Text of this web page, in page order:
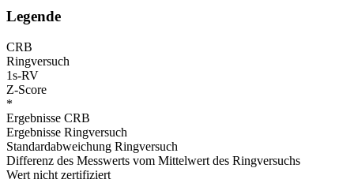
Legende
CRB
Ringversuch
1s-RV
Z-Score
*
Ergebnisse CRB
Ergebnisse Ringversuch
Standardabweichung Ringversuch
Differenz des Messwerts vom Mittelwert des Ringversuchs
Wert nicht zertifiziert